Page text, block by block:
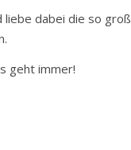
dabei die so
geht immer!